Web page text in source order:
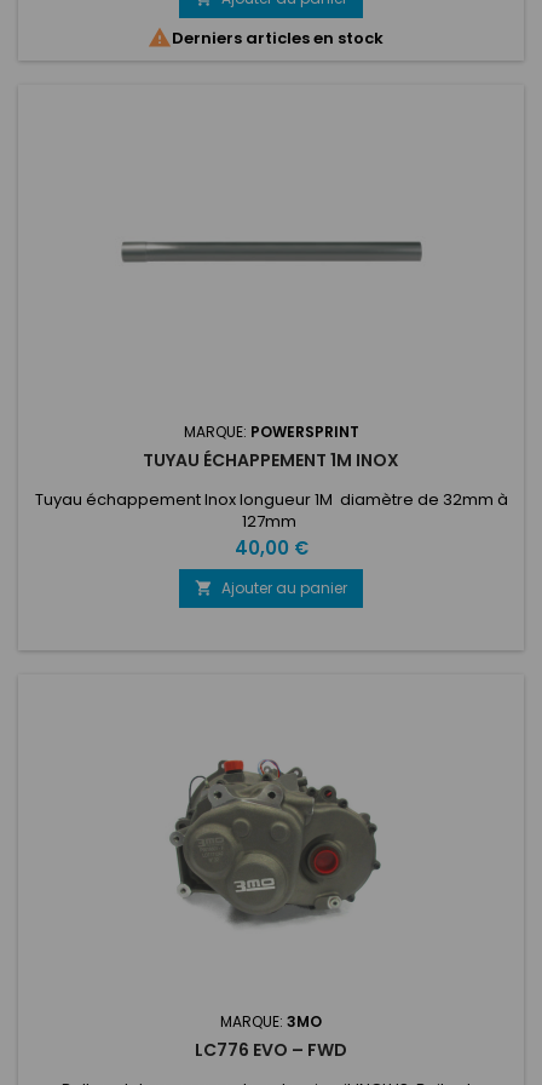
Réglages de base, à conserver ou à adapter selon le
véhicule et sa préparation....
Derniers articles en stock
MARQUE: POWERSPRINT
TUYAU ÉCHAPPEMENT 1M INOX
Tuyau échappement Inox longueur 1M diamètre de 32mm à
127mm
Prix
40,00 €
 Ajouter au panier
MARQUE: 3MO
LC776 EVO – FWD